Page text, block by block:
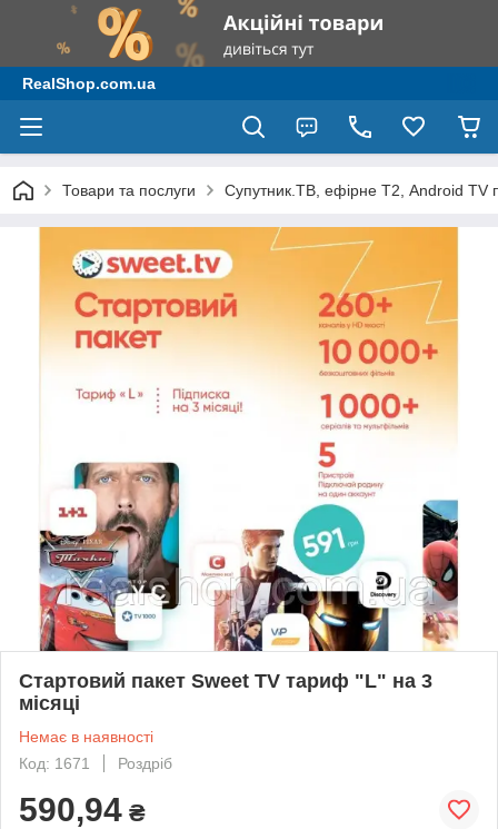
RealShop.com.ua
Товари та послуги Супутник.ТВ, ефірне Т2, Android TV
Стартовий пакет Sweet TV тариф "L" на 3
місяці
Немає в наявності
Код: 1671
Роздріб
590,94 ₴